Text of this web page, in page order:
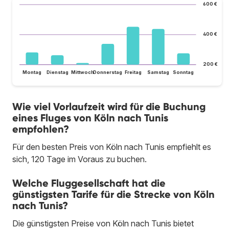
200 €
400 €
600 €
Montag Dienstag MittwochDonnerstag Freitag Samstag Sonntag
Wie viel Vorlaufzeit wird für die Buchung
eines Fluges von Köln nach Tunis
empfohlen?
Für den besten Preis von Köln nach Tunis empfiehlt es
sich, 120 Tage im Voraus zu buchen.
Welche Fluggesellschaft hat die
günstigsten Tarife für die Strecke von Köln
nach Tunis?
Die günstigsten Preise von Köln nach Tunis bietet